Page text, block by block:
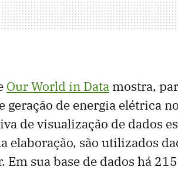
Our World in Data mostra,
geração de energia elétrica
de visualização de dados
elaboração, são utilizados
Em sua base de dados há